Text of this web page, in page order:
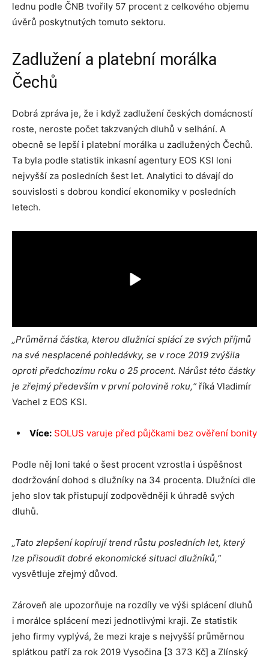
lednu podle ČNB tvořily 57 procent z celkového objemu
úvěrů poskytnutých tomuto sektoru.
Zadlužení a platební morálka
Čechů
Dobrá zpráva je, že i když zadlužení českých domácností
roste, neroste počet takzvaných dluhů v selhání. A
obecně se lepší i platební morálka u zadlužených Čechů.
Ta byla podle statistik inkasní agentury EOS KSI loni
nejvyšší za posledních šest let. Analytici to dávají do
souvislosti s dobrou kondicí ekonomiky v posledních
letech.
„Průměrná částka, kterou dlužníci splácí ze svých příjmů
na své nesplacené pohledávky, se v roce 2019 zvýšila
oproti předchozímu roku o 25 procent. Nárůst této částky
je zřejmý především v první polovině roku,“říká Vladimír
Vachel z EOS KSI.
Více: SOLUS varuje před půjčkami bez ověření bonity
Podle něj loni také o šest procent vzrostla i úspěšnost
dodržování dohod s dlužníky na 34 procenta. Dlužníci dle
jeho slov tak přistupují zodpovědněji k úhradě svých
dluhů.
„Tato zlepšení kopírují trend růstu posledních let, který
lze přisoudit dobré ekonomické situaci dlužníků,“
vysvětluje zřejmý důvod.
Zároveň ale upozorňuje na rozdíly ve výši splácení dluhů
i morálce splácení mezi jednotlivými kraji. Ze statistik
jeho firmy vyplývá, že mezi kraje s nejvyšší průměrnou
splátkou patří za rok 2019 Vysočina [3 373 Kč] a Zlínský